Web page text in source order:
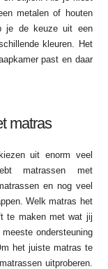
metalen of houten
je de keuze uit een
kleuren. Het
past en daar
matras
uit enorm veel
matrassen met
en nog veel
Welk matras het
te maken met wat jij
ondersteuning
het juiste matras te
uitproberen.